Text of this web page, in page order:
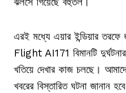
এরই মধ্যে এয়ার ইন্ডিয়ার তরফে
Flight AI171 বিমানটি
খতিয়ে দেখার কাজ চলছে।
খবরের বিস্তারিত ঘটনা জানান